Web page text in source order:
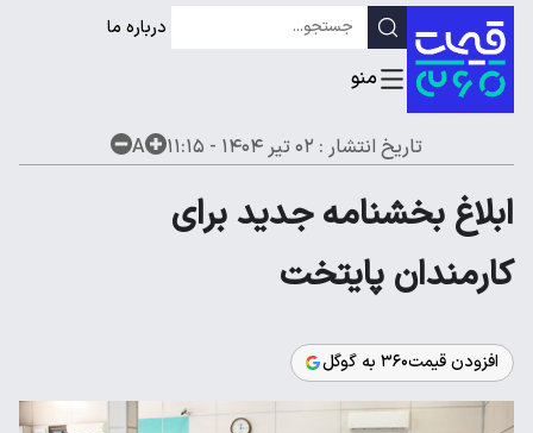
درباره ما
تاریخ انتشار : ۰۲ تیر ۱۴۰۴ - ۱۱:۱۵ A
ابلاغ بخشنامه جدید برای
کارمندان پایتخت
افزودن قیمت۳۶۰ به گوگل